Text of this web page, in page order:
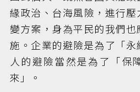
緣政治、台海風險，進行壓
變方案，身為平民的我們
施。企業的避險是為了「永
人的避險當然是為了「保
來」。